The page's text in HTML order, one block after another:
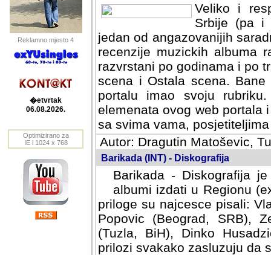
Reklamno mjesto 4
�etvrtak
06.08.2026.
Optimizirano za
IE i 1024 x 768
Veliko i
Srbije (pa i
jedan od angazovanijih
recenzije muzickih albuma
razvrstani po godinama i po
scena i Ostala scena.
portalu imao svoju
elemenata ovog web portala
sa svima vama,
Autor: Dragutin Matoševic,
Barikada (INT) - Diskografija
Barikada - Diskografija
albumi izdati u Regionu
priloge su najcesce pisali:
Popovic (Beograd, SRB),
(Tuzla, BiH), Dinko
prilozi svakako zasluzuju da